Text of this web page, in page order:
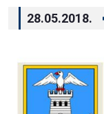
28.05.2018.